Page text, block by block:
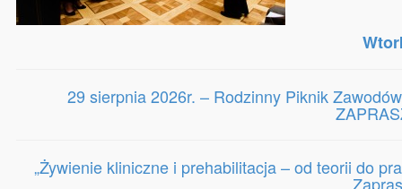
29 sierpnia 2026r. – Rodzinny Piknik
„Żywienie kliniczne i prehabilitacja – od teorii do